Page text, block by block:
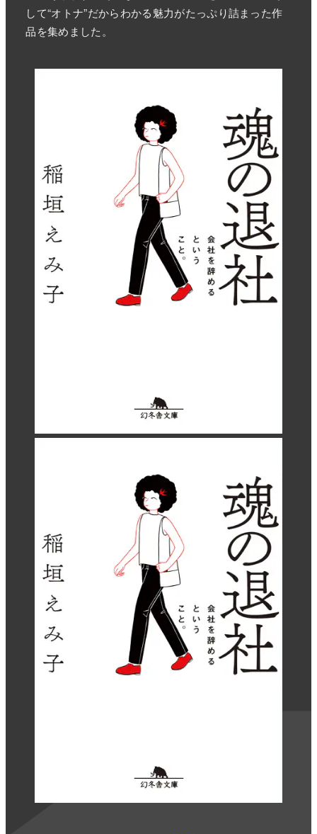
して“オトナ”だからわかる魅力がたっぷり詰まった作
品を集めました。